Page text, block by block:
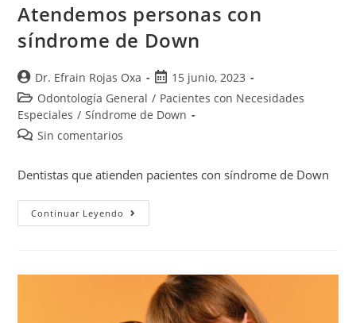
Atendemos personas con
síndrome de Down
Dr. Efrain Rojas Oxa
15 junio, 2023
Odontología General / Pacientes con Necesidades
Especiales / Síndrome de Down
Sin comentarios
Dentistas que atienden pacientes con síndrome de Down
Continuar Leyendo